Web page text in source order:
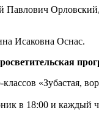
Павлович Орловский,
Исаковна Оснас.
«Зубастая,
в 18:00 и каждый